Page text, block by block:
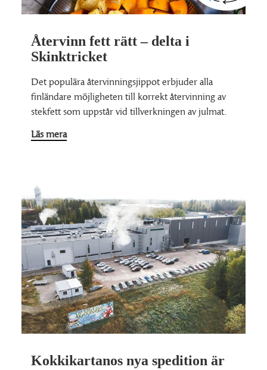
Återvinn fett rätt – delta i
Skinktricket
Det populära återvinningsjippot erbjuder alla
finländare möjligheten till korrekt återvinning av
stekfett som uppstår vid tillverkningen av julmat.
Läs mera
Kokkikartanos nya spedition är